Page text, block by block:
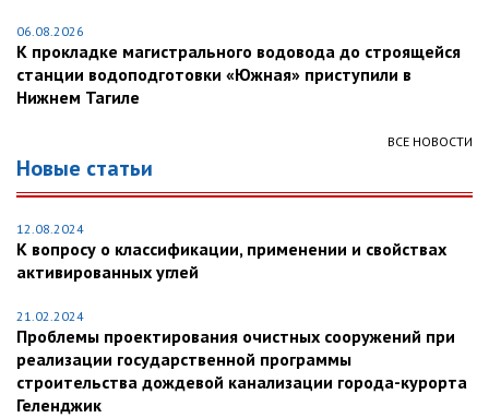
06.08.2026
К прокладке магистрального водовода до строящейся
станции водоподготовки «Южная» приступили в
Нижнем Тагиле
ВСЕ НОВОСТИ
Новые статьи
12.08.2024
К вопросу о классификации, применении и свойствах
активированных углей
21.02.2024
Проблемы проектирования очистных сооружений при
реализации государственной программы
строительства дождевой канализации города-курорта
Геленджик